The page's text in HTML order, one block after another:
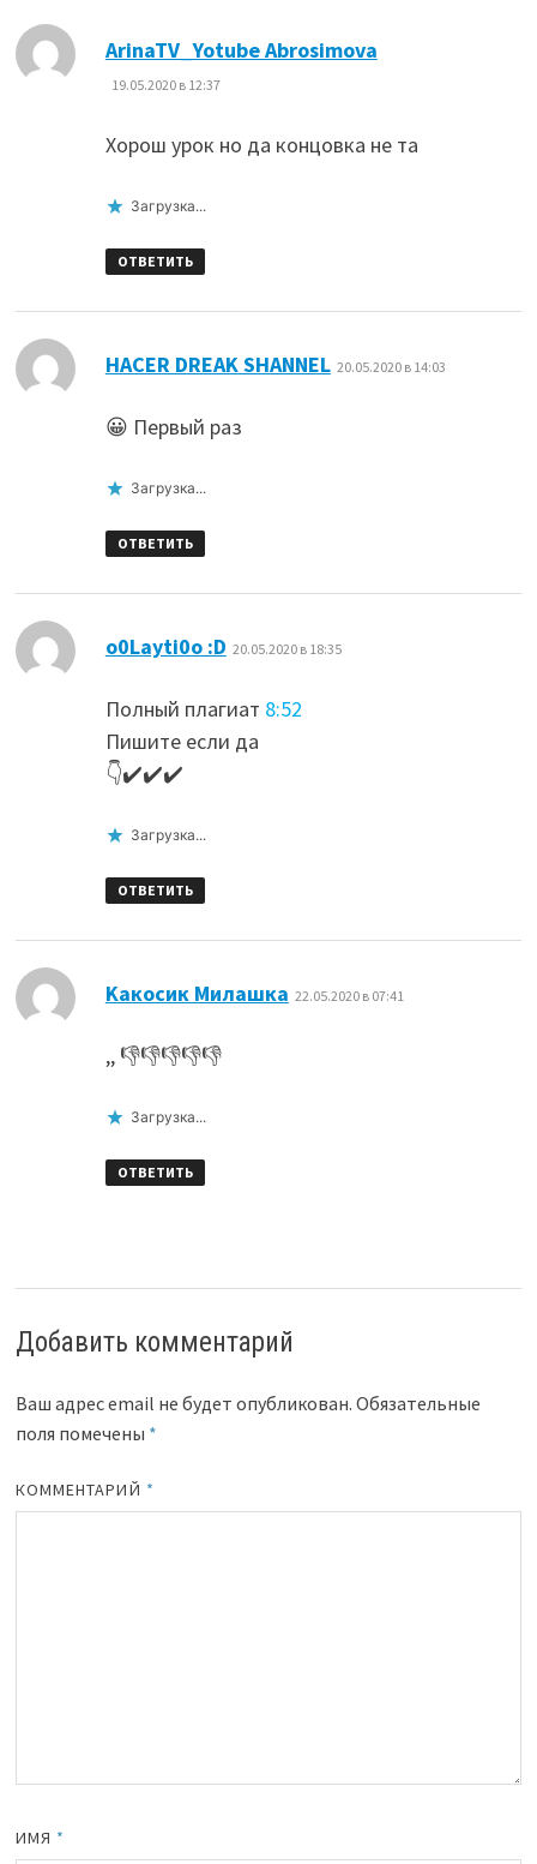
ArinaTV_Yotube Abrosimova
19.05.2020 в 12:37
Хорош урок но да концовка не та
Загрузка...
ОТВЕТИТЬ
HACER DREAK SHANNEL 20.05.2020 в 14:03
😀 Первый раз
Загрузка...
ОТВЕТИТЬ
o0Layti0o :D 20.05.2020 в 18:35
Полный плагиат 8:52
Пишите если да
👇✔️✔️✔️
Загрузка...
ОТВЕТИТЬ
Kакосик Милашка 22.05.2020 в 07:41
,, 👎👎👎👎👎
Загрузка...
ОТВЕТИТЬ
Добавить комментарий
Ваш адрес email не будет опубликован. Обязательные
поля помечены *
КОММЕНТАРИЙ *
ИМЯ *